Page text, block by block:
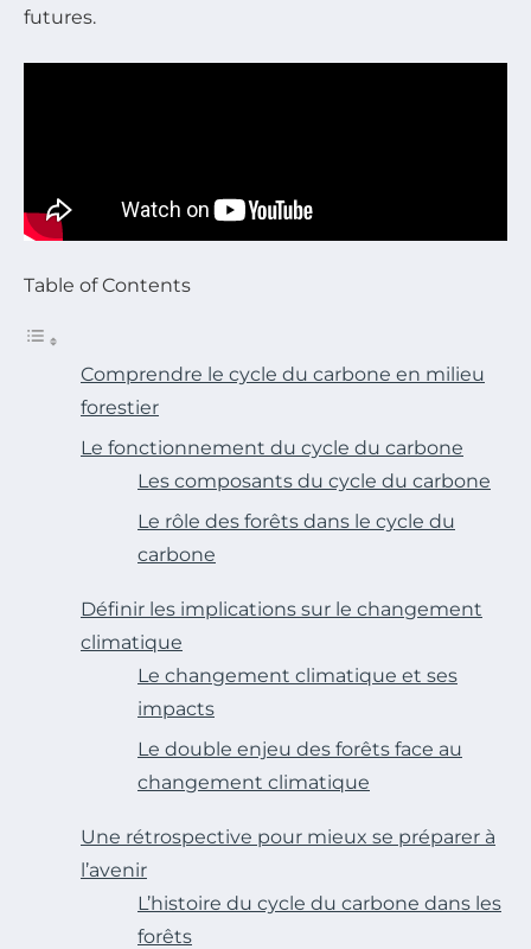
futures.
Table of Contents
Comprendre le cycle du carbone en milieu
forestier
Le fonctionnement du cycle du carbone
Les composants du cycle du carbone
Le rôle des forêts dans le cycle du
carbone
Définir les implications sur le changement
climatique
Le changement climatique et ses
impacts
Le double enjeu des forêts face au
changement climatique
Une rétrospective pour mieux se préparer à
l’avenir
L’histoire du cycle du carbone dans les
forêts